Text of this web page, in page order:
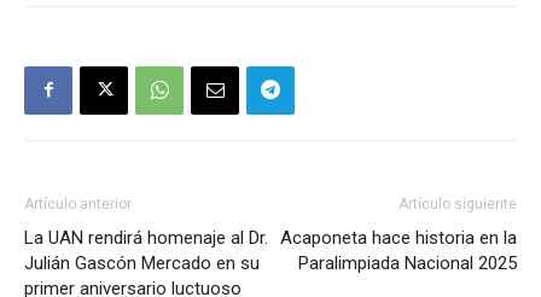
Artículo anterior
La UAN rendirá homenaje al Dr.
Julián Gascón Mercado en su
primer aniversario luctuoso
Artículo siguiente
Acaponeta hace historia en la
Paralimpiada Nacional 2025